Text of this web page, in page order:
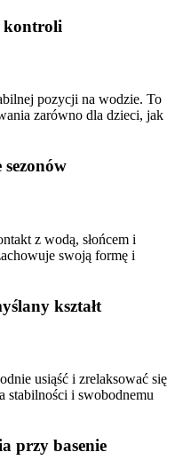
kontroli
pozycji na wodzie. To
zarówno dla dzieci, jak
z wodą, słońcem i
swoją formę i
kształt
usiąść i zrelaksować się
stabilności i swobodnemu
przy basenie